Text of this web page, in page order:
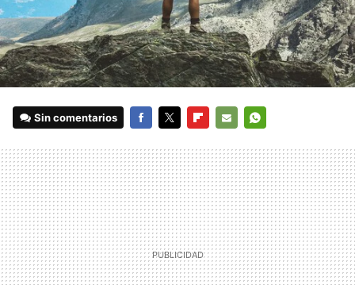
Sin comentarios
MAIL